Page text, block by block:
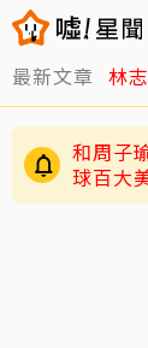
最新文章 林
和周子瑜、葉
球百大